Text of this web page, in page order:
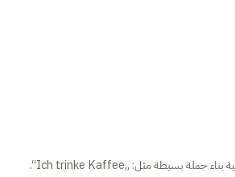
„Ich trinke Kaffee“
.